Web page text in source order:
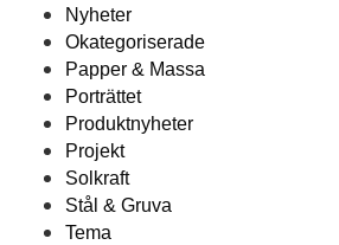
Nyheter
Okategoriserade
Papper & Massa
Porträttet
Produktnyheter
Projekt
Solkraft
Stål & Gruva
Tema